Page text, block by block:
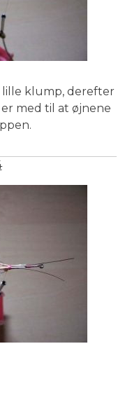
lille klump, derefter
med til at øjnene